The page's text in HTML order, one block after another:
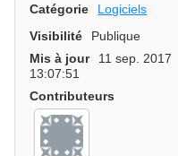
Catégorie Logiciels
Visibilité
Publique
Mis à jour
11 sep. 2017
13:07:51
Contributeurs